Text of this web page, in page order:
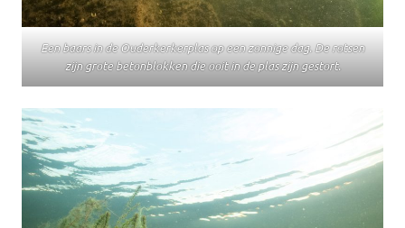
Een baars in de Ouderkerkerplas op een zonnige dag. De rotsen
zijn grote betonblokken die ooit in de plas zijn gestort.